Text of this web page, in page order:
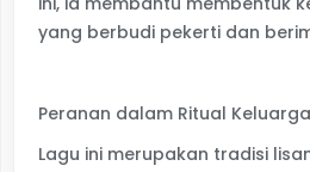
yang berbudi pekerti dan
Peranan dalam Ritual Keluarga
Lagu ini merupakan tradisi